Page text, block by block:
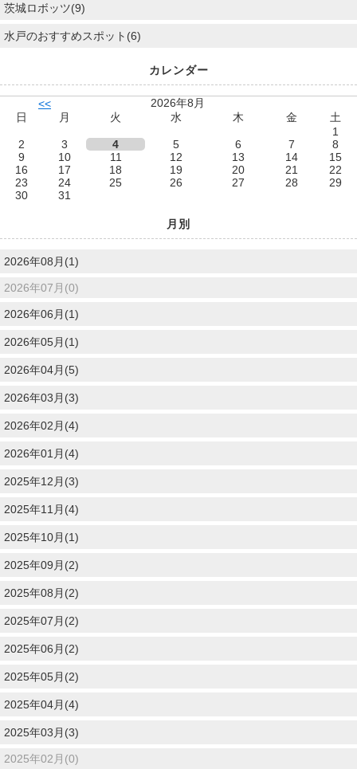
茨城ロボッツ(9)
水戸のおすすめスポット(6)
カレンダー
<<
2026年8月
日
月 火 水 木 金
土
1
2
3 4 5 6 7
8
9
10 11 12 13 14
15
16
17 18 19 20 21
22
23
24 25 26 27 28
29
30
31
月別
2026年08月(1)
2026年07月(0)
2026年06月(1)
2026年05月(1)
2026年04月(5)
2026年03月(3)
2026年02月(4)
2026年01月(4)
2025年12月(3)
2025年11月(4)
2025年10月(1)
2025年09月(2)
2025年08月(2)
2025年07月(2)
2025年06月(2)
2025年05月(2)
2025年04月(4)
2025年03月(3)
2025年02月(0)